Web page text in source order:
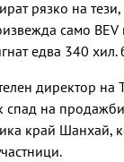
рязко на
само
едва 340 хил.
директор
спад на
край Шанхай,